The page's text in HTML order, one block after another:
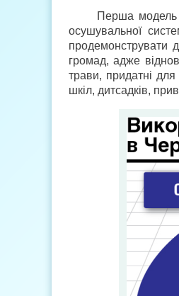
Перша модель
осушувальної
продемонструвати
громад, адже
трави, придатні
шкіл, дитсадків,